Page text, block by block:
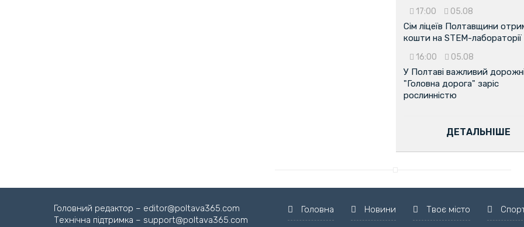
17:00 05.08
Сім ліцеїв Полтавщини
кошти на STEM-лабораторії
16:00 05.08
У Полтаві важливий
"Головна дорога" заріс
рослинністю
ДЕТАЛЬНІШЕ
Головний редактор – editor@poltava365.com
Технічна підтримка – support@poltava365.com
Головна Новини Твоє місто